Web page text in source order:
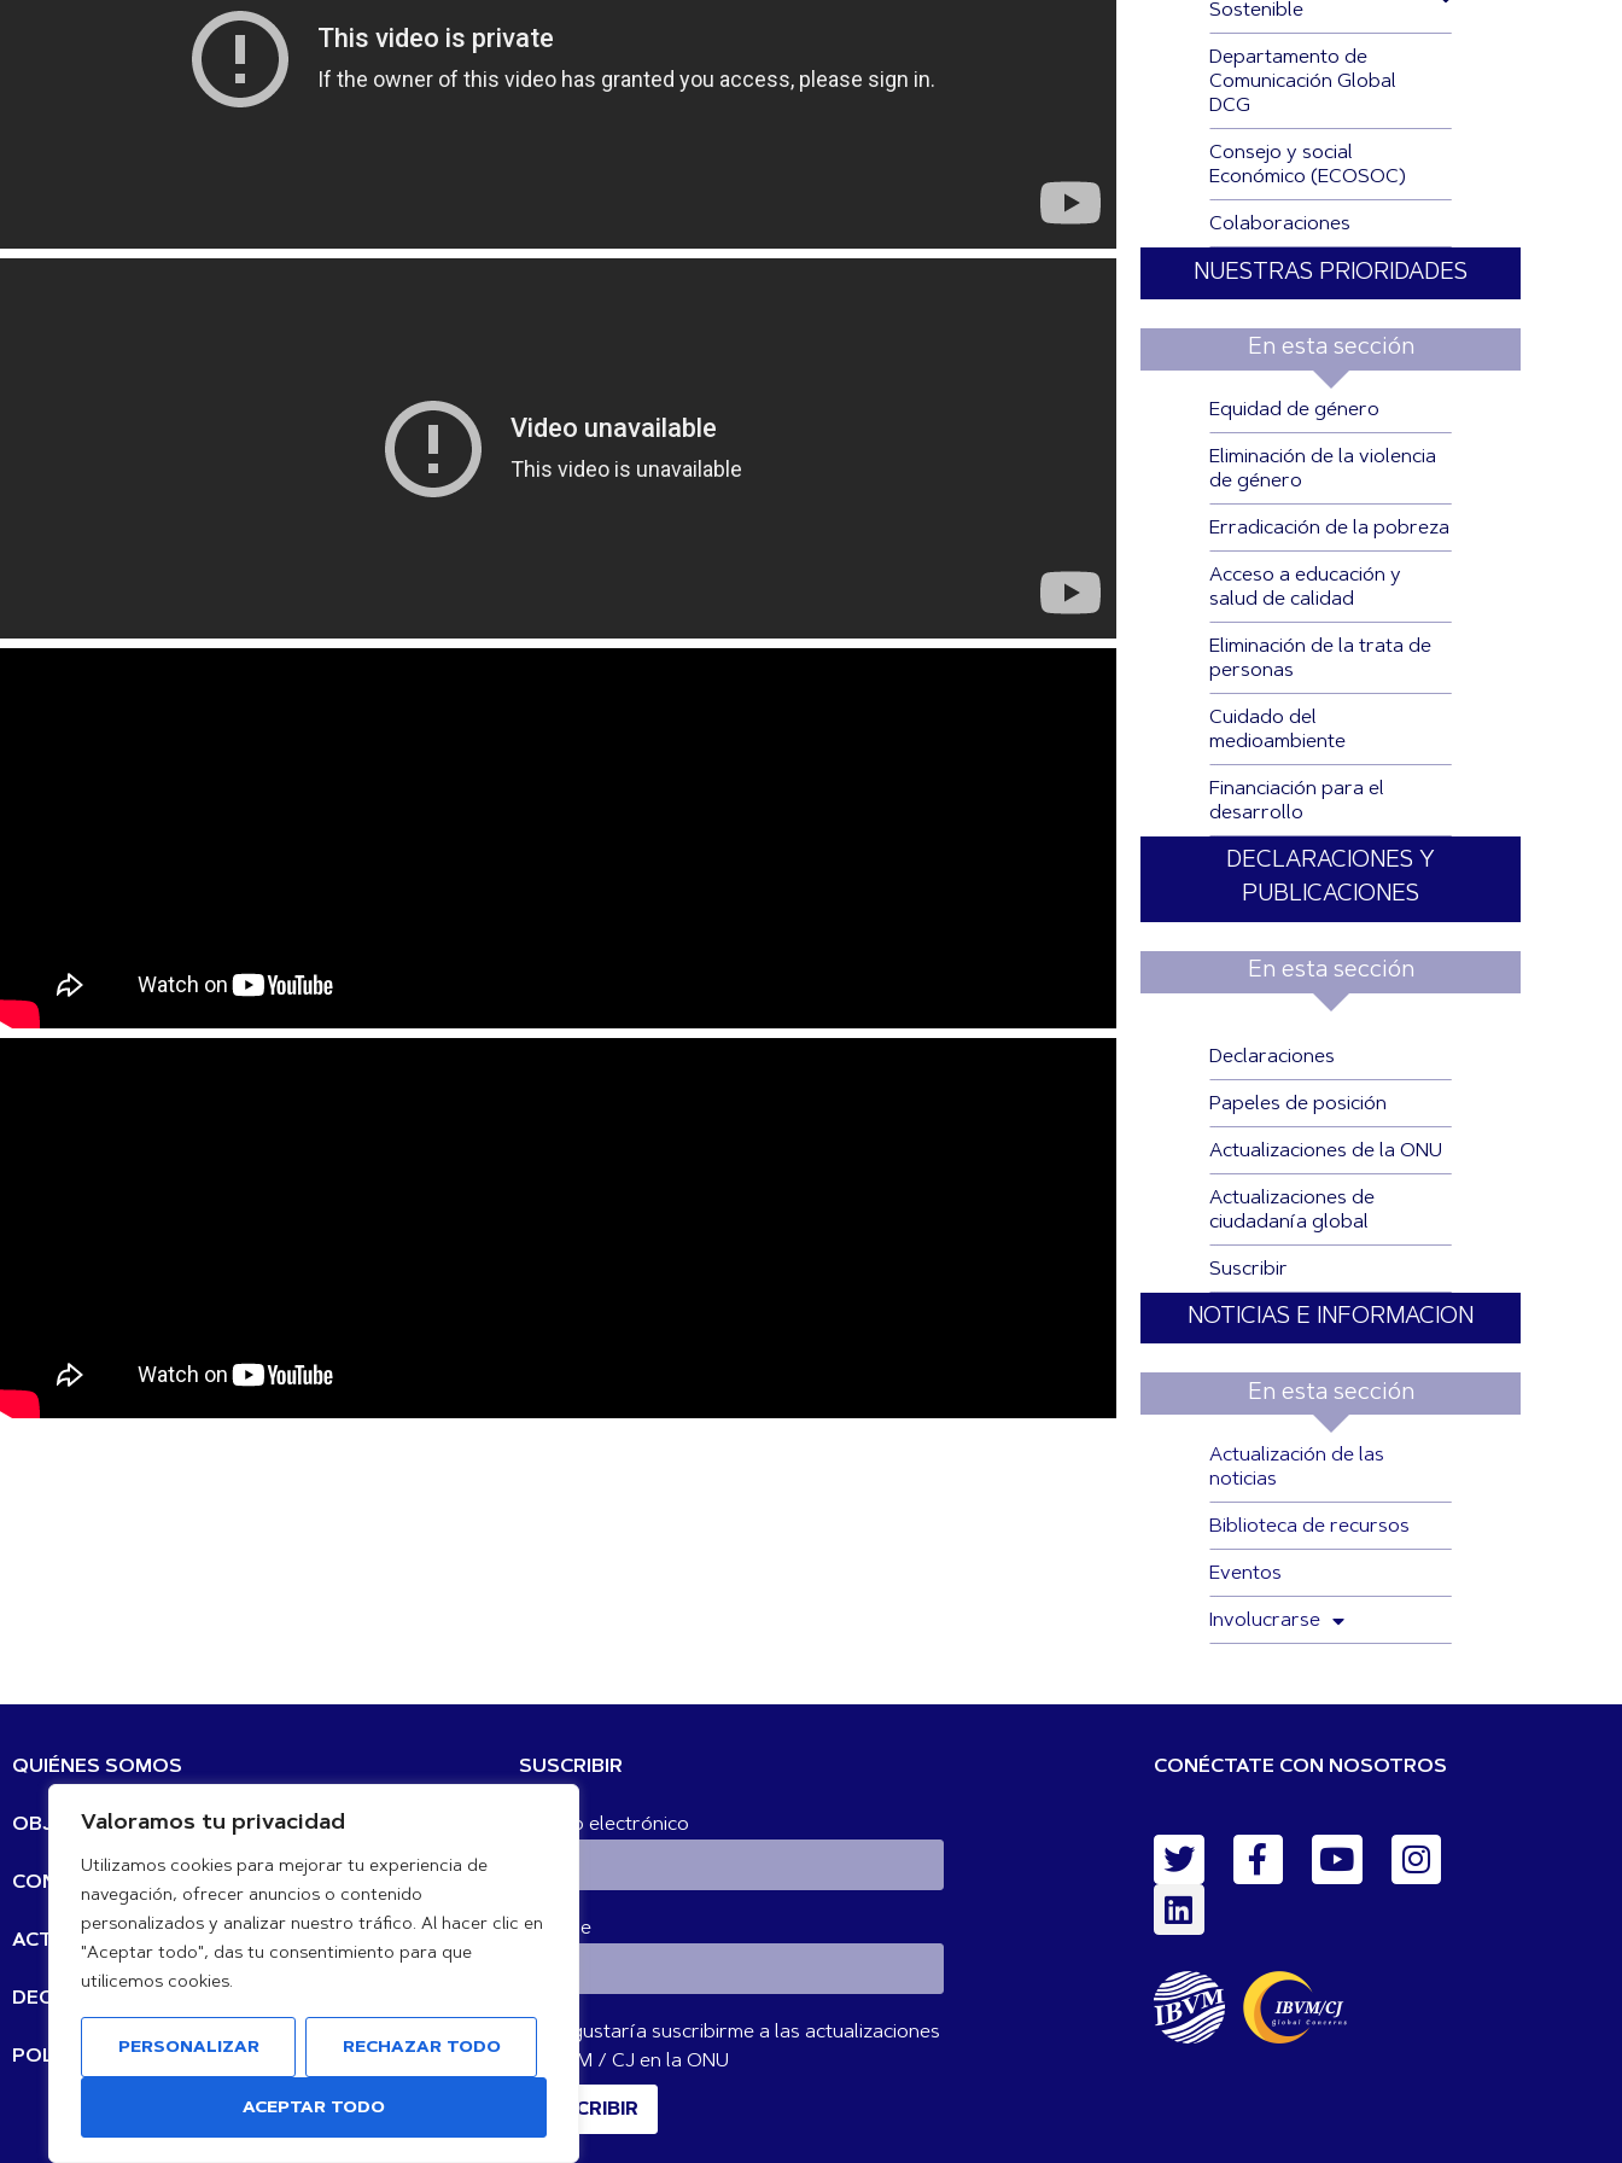
Valoramos tu privacidad
Utilizamos cookies para mejorar tu experiencia de
navegación, ofrecer anuncios o contenido
personalizados y analizar nuestro tráfico. Al hacer clic en
"Aceptar todo", das tu consentimiento para que
utilicemos cookies.
PERSONALIZAR RECHAZAR TODO
ACEPTAR TODO
Sostenible
Departamento de
Comunicación Global
DCG
Consejo y social
Económico (ECOSOC)
Colaboraciones
NUESTRAS PRIORIDADES
En esta sección
Equidad de género
Eliminación de la violencia
de género
Erradicación de la pobreza
Acceso a educación y
salud de calidad
Eliminación de la trata de
personas
Cuidado del
medioambiente
Financiación para el
desarrollo
DECLARACIONES Y
PUBLICACIONES
En esta sección
Declaraciones
Papeles de posición
Actualizaciones de la ONU
Actualizaciones de
ciudadanía global
Suscribir
NOTICIAS E INFORMACION
En esta sección
Actualización de las
noticias
Biblioteca de recursos
Eventos
Involucrarse
QUIÉNES SOMOS
OBJETIVOS DE DESARROLLO SOSTENIBLE
CONTACTO
ACTUALIZACIÓN DE LAS NOTICIAS
DECLARACIONES
POLÍTICA DE PRIVACIDAD
SUSCRIBIR
Correo electrónico
Nombre
Me gustaría suscribirme a las actualizaciones
de IBVM / CJ en la ONU
SUSCRIBIR
CONÉCTATE CON NOSOTROS